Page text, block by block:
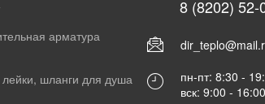
арматура
шланги для душа
8 (8202) 52-
пн-пт: 8:30 -
вск: 9:00 - 16:00